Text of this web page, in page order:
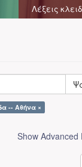
Λέξεις
-- Αθήνα ×
Show Advanced